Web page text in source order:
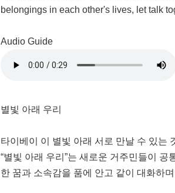
belongings in each other's lives, let talk
Audio Guide
별빛 아래 우리
타이베이 이 별빛 아래 서로 만날 수 있는
“별빛 아래 우리”는 새로운 거주민들이
한 꿈과 소속감을 품에 안고 같이 대화하